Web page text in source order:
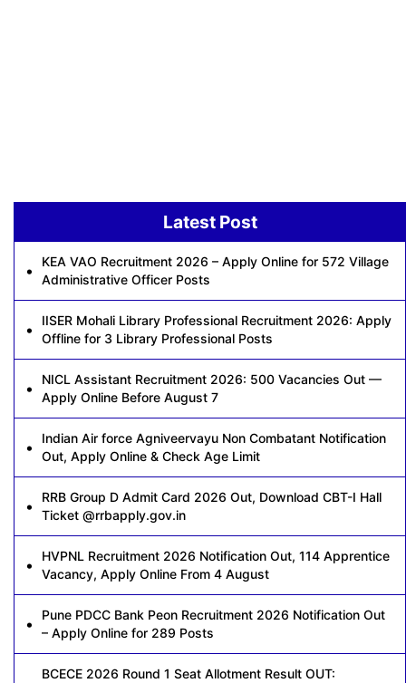
Latest Post
KEA VAO Recruitment 2026 – Apply Online for 572 Village
Administrative Officer Posts
IISER Mohali Library Professional Recruitment 2026: Apply
Offline for 3 Library Professional Posts
NICL Assistant Recruitment 2026: 500 Vacancies Out —
Apply Online Before August 7
Indian Air force Agniveervayu Non Combatant Notification
Out, Apply Online & Check Age Limit
RRB Group D Admit Card 2026 Out, Download CBT-I Hall
Ticket @rrbapply.gov.in
HVPNL Recruitment 2026 Notification Out, 114 Apprentice
Vacancy, Apply Online From 4 August
Pune PDCC Bank Peon Recruitment 2026 Notification Out
– Apply Online for 289 Posts
BCECE 2026 Round 1 Seat Allotment Result OUT: